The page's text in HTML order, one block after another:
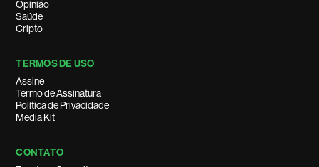
Opinião
Saúde
Cripto
TERMOS DE USO
Assine
Termo de Assinatura
Política de Privacidade
Media Kit
CONTATO